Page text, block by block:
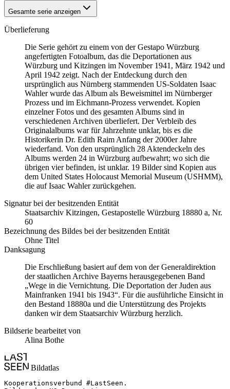
Gesamte serie anzeigen
Überlieferung
Die Serie gehört zu einem von der Gestapo Würzburg
angefertigten Fotoalbum, das die Deportationen aus
Würzburg und Kitzingen im November 1941, März 1942 und
April 1942 zeigt. Nach der Entdeckung durch den
ursprünglich aus Nürnberg stammenden US-Soldaten Isaac
Wahler wurde das Album als Beweismittel im Nürnberger
Prozess und im Eichmann-Prozess verwendet. Kopien
einzelner Fotos und des gesamten Albums sind in
verschiedenen Archiven überliefert. Der Verbleib des
Originalalbums war für Jahrzehnte unklar, bis es die
Historikerin Dr. Edith Raim Anfang der 2000er Jahre
wiederfand. Von den ursprünglich 28 Aktendeckeln des
Albums werden 24 in Würzburg aufbewahrt; wo sich die
übrigen vier befinden, ist unklar. 19 Bilder sind Kopien aus
dem United States Holocaust Memorial Museum (USHMM),
die auf Isaac Wahler zurückgehen.
Signatur bei der besitzenden Entität
Staats­ar­chiv Kit­zin­gen, Ge­sta­po­stel­le Würz­burg 18880 a, Nr.
60
Bezeichnung des Bildes bei der besitzenden Entität
Ohne Titel
Danksagung
Die Erschließung basiert auf dem von der Generaldirektion
der staatlichen Archive Bayerns herausgegebenen Band
„Wege in die Vernichtung. Die Deportation der Juden aus
Mainfranken 1941 bis 1943“. Für die ausführliche Einsicht in
den Bestand 18880a und die Unterstützung des Projekts
danken wir dem Staatsarchiv Würzburg herzlich.
Bildserie bearbeitet von
Alina Bothe
Bildatlas
Kooperationsverbund #LastSeen.